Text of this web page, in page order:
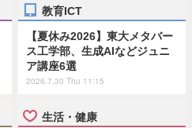
教育ICT
【夏休み2026】東大メタバー
ス工学部、生成AIなどジュニ
ア講座6選
2026.7.30 Thu 11:15
生活・健康